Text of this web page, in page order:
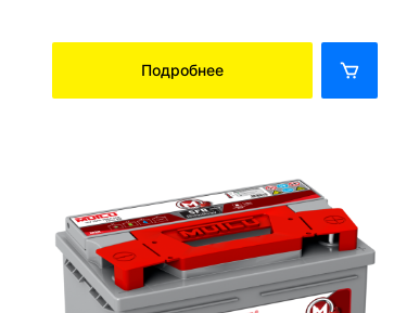
Подробнее